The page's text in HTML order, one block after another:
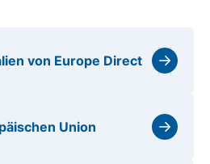
von Europe Direct
Union